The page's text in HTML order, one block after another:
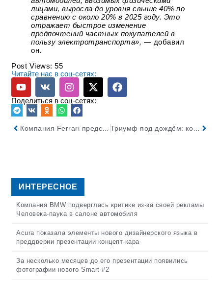
лицами, выросла до уровня свыше 40% по
сравнению с около 20% в 2025 году. Это
отражает быстрое изменение
предпочтений частных покупателей в
пользу электротранспорта», — добавил
он.
Post Views: 55
Читайте нас в соц-сетях:
Поделиться в соц-сетях:
ИНТЕРЕСНОЕ
Компания BMW подверглась критике из-за своей рекламы
Человека-паука в салоне автомобиля
Acura показала элементы нового дизайнерского языка в
преддверии презентации концепт-кара
За несколько месяцев до его презентации появились
фотографии нового Smart #2